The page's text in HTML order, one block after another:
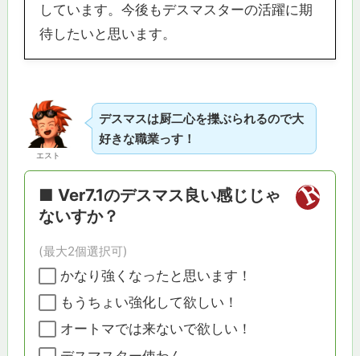
しています。今後もデスマスターの活躍に期
待したいと思います。
エスト
デスマスは厨二心を擽ぶられるので大
好きな職業っす！